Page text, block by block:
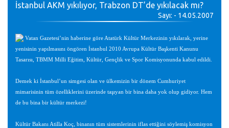
İstanbul AKM yıkılıyor, Trabzon DT’de yıkılacak mı?
Sayı: - 14.05.2007
Vatan Gazetesi’nin haberine göre Atatürk Kültür Merkezinin yıkılarak, yerine
yenisinin yapılmasını öngören İstanbul 2010 Avrupa Kültür Başkenti Kanunu
Tasarısı, TBMM Milli Eğitim, Kültür, Gençlik ve Spor Komisyonunda kabul edildi.
Demek ki İstanbul’un simgesi olan ve ülkemizin bir dönem Cumhuriyet
mimarisinin tüm özelliklerini üzerinde taşıyan bir bina daha yok olup gidiyor. Hem
de bu bina bir kültür merkezi!
Kültür Bakanı Atilla Koç, binanın tüm sistemlerinin iflas ettiğini söylemiş komisyon